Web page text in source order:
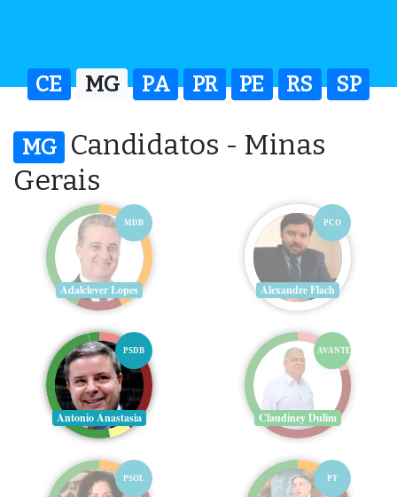
CE MG PA PR PE RS SP
MG
Candidatos - Minas
Gerais
MDB
Adalclever Lopes
PCO
Alexandre Flach
PSDB
Antonio Anastasia
AVANTE
Claudiney Dulim
PSOL PT